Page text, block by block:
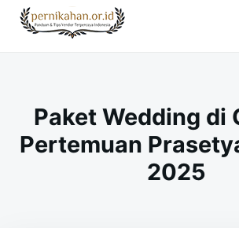
SkipSearch
for:
Paket Wedding di
Pertemuan
2025